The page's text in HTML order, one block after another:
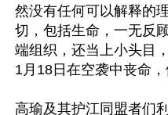
然没有任何可以解释的
切，包括生命，一无反
端组织，还当上小头目
1月18日在空袭中丧命，
高瑜及其护江同盟者们